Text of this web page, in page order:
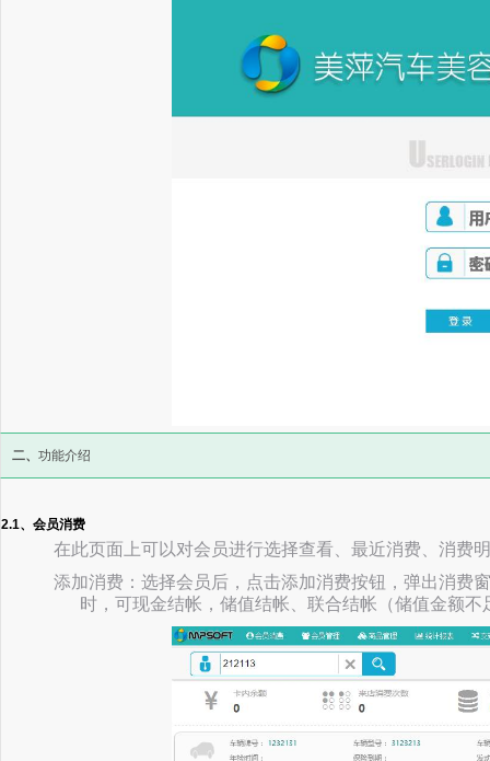
二、 功能介绍
2.1、会员消费
在此页面上可以对会员进行选择查看、最近消费、消费
添加消费：选择会员后，点击添加消费按钮，弹出消费
时，可现金结帐，储值结帐、联合结帐（储值金额不